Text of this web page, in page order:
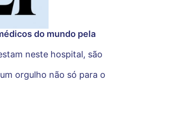
do mundo pela
neste hospital, são
orgulho não só para o